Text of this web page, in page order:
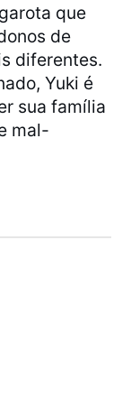
que
de
diferentes.
Yuki é
sua família
mal-